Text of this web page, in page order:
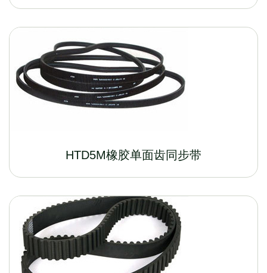
HTD5M橡胶单面齿同步带